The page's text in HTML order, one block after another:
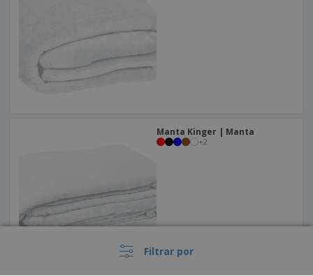
Filtrar por
Manta Kinger | Manta
+2